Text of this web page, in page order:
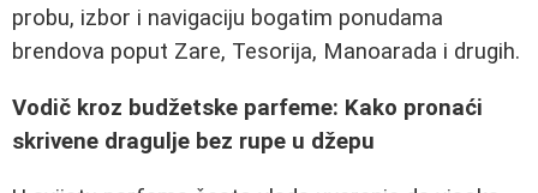
probu, izbor i navigaciju bogatim ponudama
brendova poput Zare, Tesorija, Manoarada i drugih.
Vodič kroz budžetske parfeme: Kako pronaći
skrivene dragulje bez rupe u džepu